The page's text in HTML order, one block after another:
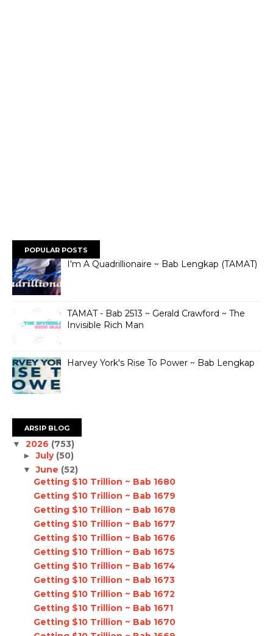
POPULAR POSTS
I'm A Quadrillionaire ~ Bab Lengkap (TAMAT)
TAMAT - Bab 2513 ~ Gerald Crawford ~ The
Invisible Rich Man
Harvey York's Rise To Power ~ Bab Lengkap
ARSIP BLOG
▼ 2026 (753)
►July (50)
▼June (52)
Getting $10 Trillion ~ Bab 1680
Getting $10 Trillion ~ Bab 1679
Getting $10 Trillion ~ Bab 1678
Getting $10 Trillion ~ Bab 1677
Getting $10 Trillion ~ Bab 1676
Getting $10 Trillion ~ Bab 1675
Getting $10 Trillion ~ Bab 1674
Getting $10 Trillion ~ Bab 1673
Getting $10 Trillion ~ Bab 1672
Getting $10 Trillion ~ Bab 1671
Getting $10 Trillion ~ Bab 1670